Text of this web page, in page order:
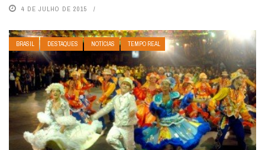
4 DE JULHO DE 2015
BRASIL DESTAQUES NOTÍCIAS TEMPO REAL